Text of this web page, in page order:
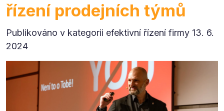
řízení prodejních týmů
Publikováno v kategorii efektivní řízení firmy 13. 6.
2024